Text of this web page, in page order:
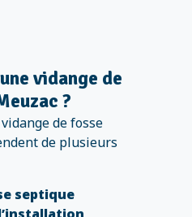
vidange de
?
de fosse
de plusieurs
septique